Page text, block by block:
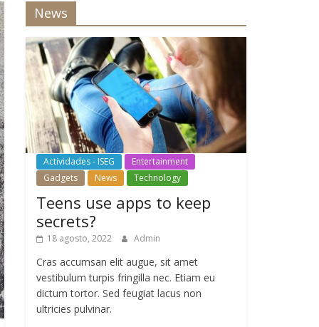
News
Actividades - ISEG
Entertainment
Gadgets
News Technology
Teens use apps to keep
secrets?
18 agosto, 2022 Admin
Cras accumsan elit augue, sit amet
vestibulum turpis fringilla nec. Etiam eu
dictum tortor. Sed feugiat lacus non
ultricies pulvinar.